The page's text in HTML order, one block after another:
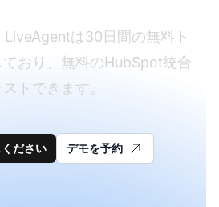
LiveAgentは30日間の無料ト
おり、無料のHubSpot統合
トできます。
ださい デモを予約